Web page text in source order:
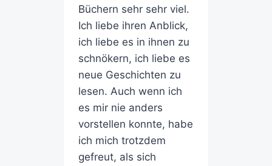
Büchern sehr sehr viel.
Ich liebe ihren Anblick,
ich liebe es in ihnen zu
schnökern, ich liebe es
neue Geschichten zu
lesen. Auch wenn ich
es mir nie anders
vorstellen konnte, habe
ich mich trotzdem
gefreut, als sich